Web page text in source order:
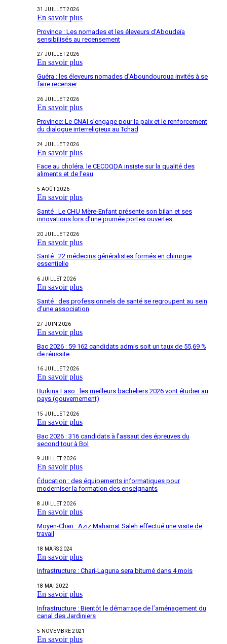
31 JUILLET 2026
En savoir plus
Province : Les nomades et les éleveurs d’Aboudeïa
sensibilisés au recensement
27 JUILLET 2026
En savoir plus
Guéra : les éleveurs nomades d’Aboundouroua invités à se
faire recenser
26 JUILLET 2026
En savoir plus
Province: Le CNAI s’engage pour la paix et le renforcement
du dialogue interreligieux au Tchad
24 JUILLET 2026
En savoir plus
Face au choléra, le CECOQDA insiste sur la qualité des
aliments et de l’eau
5 AOÛT 2026
En savoir plus
Santé : Le CHU Mère-Enfant présente son bilan et ses
innovations lors d’une journée portes ouvertes
20 JUILLET 2026
En savoir plus
Santé : 22 médecins généralistes formés en chirurgie
essentielle
6 JUILLET 2026
En savoir plus
Santé : des professionnels de santé se regroupent au sein
d’une association
27 JUIN 2026
En savoir plus
Bac 2026 : 59 162 candidats admis soit un taux de 55,69 %
de réussite
16 JUILLET 2026
En savoir plus
Burkina Faso : les meilleurs bacheliers 2026 vont étudier au
pays (gouvernement)
15 JUILLET 2026
En savoir plus
Bac 2026 : 316 candidats à l’assaut des épreuves du
second tour à Bol
9 JUILLET 2026
En savoir plus
Éducation : des équipements informatiques pour
moderniser la formation des enseignants
8 JUILLET 2026
En savoir plus
Moyen-Chari : Aziz Mahamat Saleh effectué une visite de
travail
18 MARS 2024
En savoir plus
Infrastructure : Chari-Laguna sera bitumé dans 4 mois
18 MAI 2022
En savoir plus
Infrastructure : Bientôt le démarrage de l’aménagement du
canal des Jardiniers
5 NOVEMBRE 2021
En savoir plus